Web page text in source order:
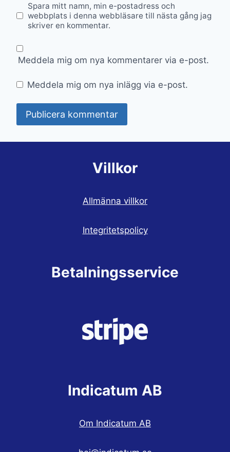
Spara mitt namn, min e-postadress och
webbplats i denna webbläsare till nästa gång jag
skriver en kommentar.
Meddela mig om nya kommentarer via e-post.
Meddela mig om nya inlägg via e-post.
Villkor
Allmänna villkor
Integritetspolicy
Betalningsservice
Indicatum AB
Om Indicatum AB